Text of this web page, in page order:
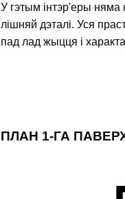
У гэтым інтэр'еры няма
лішняй дэталі. Уся
пад лад жыцця і
ПЛАН 1-ГА